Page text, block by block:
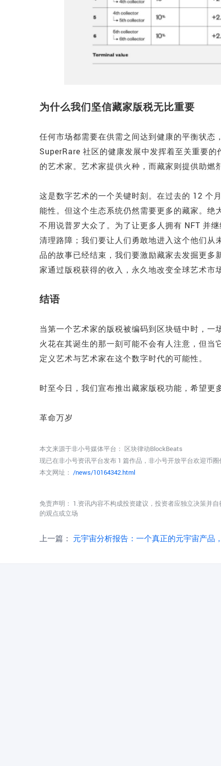
为什么我们坚信藏家版税无比重要
任何市场都需要在供需之间达到健康的平衡状
SuperRare 社区的健康发展中发挥着至关重要
的艺术家。艺术家提供火种，而藏家则提供助燃
这是数字艺术的一个关键时刻。在过去的 12 个
能性。但这个生态系统仍然需要更多的藏家。
不用说普罗大众了。为了让更多人拥有 NFT 并
清理路障；我们要让人们勇敢地进入这个他们
品的故事已经结束，我们要激励藏家去发掘更
家通过版税获得的收入，永久地改变全球艺术市
结语
当第一个艺术家的版税被编码到区块链中时，
火花在其诞生的那一刻可能不会有人注意，但
定义艺术与艺术家在这个数字时代的可能性。
时至今日，我们宣布推出藏家版税功能，希望
革命万岁
本文来源于非小号媒体平台： 区块律动BlockBeats
现已在非小号资讯平台发布 1 篇作品，非小号开放平台欢迎币
本文网址： /news/10164342.html
免责声明： 1.资讯内容不构成投资建议，投资者应独立决策并
的观点或立场
上一篇： 元宇宙分析报告：一个真正的元宇宙产品，应具备八大要